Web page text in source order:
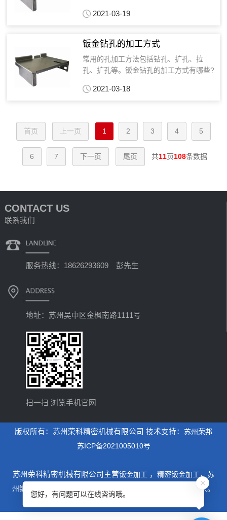
发帽内，禁止戴手套操作。2.车床...
2021-03-19
钣金钻孔的加工方式
常用的孔加工方法包括钻孔、扩孔、拉
孔、扩孔等。钣金钻孔的加工方式有哪些?
的过程，钻孔直径一般小于80mm...
2021-03-18
首页 上一页 1 2 3 4 5
6 7 下一页 尾页 共11页108条数据
CONTACT US
联系我们
服务热线：18626293609 彭先生
地址：苏州吴中区金枫南路1111号
扫一扫 浏览手机官网
版权所有：苏州荣科精密机械有限公司 技术支持： 苏州荣邦
苏ICP备2021005010号
苏州荣科精密机械有限公司主营钣金加工 ， 精密钣金加工， 苏
州钣金加工
，是一家专业从事设计制造钣金加工为主的厂家。
您好，有问题可以在线咨询哦。